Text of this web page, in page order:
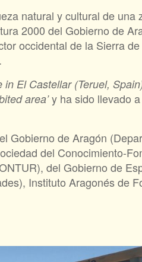
natural y cultural de una
2000 del Gobierno de
occidental de la Sierra
in El Castellar (Teruel,
area’y ha sido llevado
Gobierno de Aragón
del Conocimiento-
del Gobierno de
Instituto Aragonés de